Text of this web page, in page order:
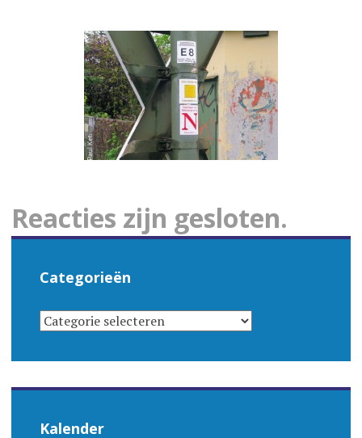
Reacties zijn gesloten.
Categorieën
CATEGORIEËN
Kalender